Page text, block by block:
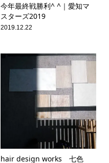
今年最終戦勝利^ ^｜愛知マ
スターズ2019
2019.12.22
hair design works 七色